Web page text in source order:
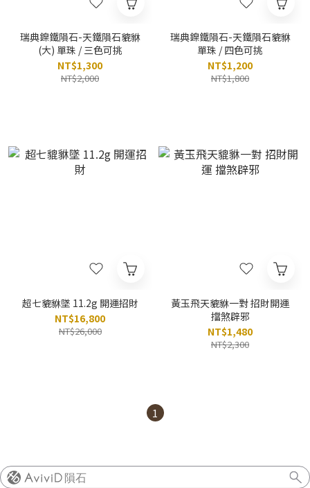
瑞典鎳鐵隕石-天鐵隕石貔貅
(大) 單珠 / 三色可挑
NT$1,300
NT$2,000
瑞典鎳鐵隕石-天鐵隕石貔貅
單珠 / 四色可挑
NT$1,200
NT$1,800
超七貔貅墜 11.2g 開運招財
NT$16,800
NT$26,000
黃玉飛天貔貅一對 招財開運
擋煞辟邪
NT$1,480
NT$2,300
1
隕石